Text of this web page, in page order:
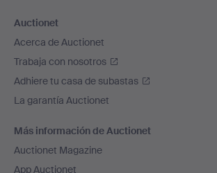
Auctionet
Acerca de Auctionet
Trabaja con nosotros
Adhiere tu casa de subastas
La garantía Auctionet
Más información de Auctionet
Auctionet Magazine
App Auctionet